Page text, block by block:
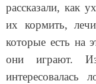
рассказали, как
их кормить,
которые есть на
они играют.